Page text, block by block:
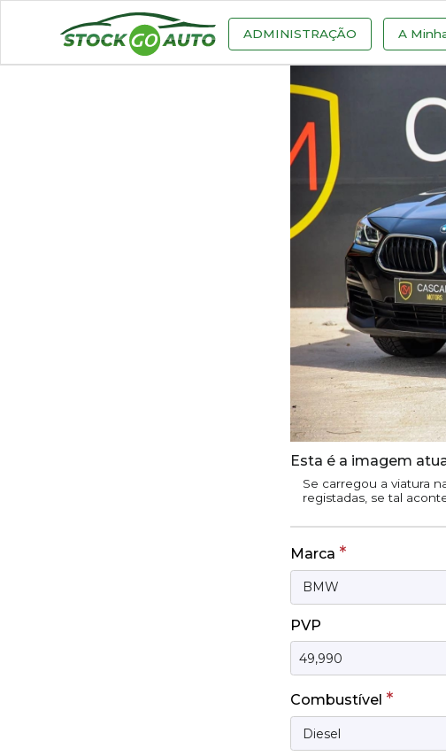
ADMINISTRAÇÃO A
Esta é a imagem
Se carregou a viatura
registadas, se tal
Marca *
PVP
Combustível *